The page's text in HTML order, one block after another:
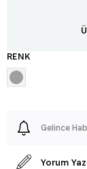
RENK
Gelince
Yorum Yaz